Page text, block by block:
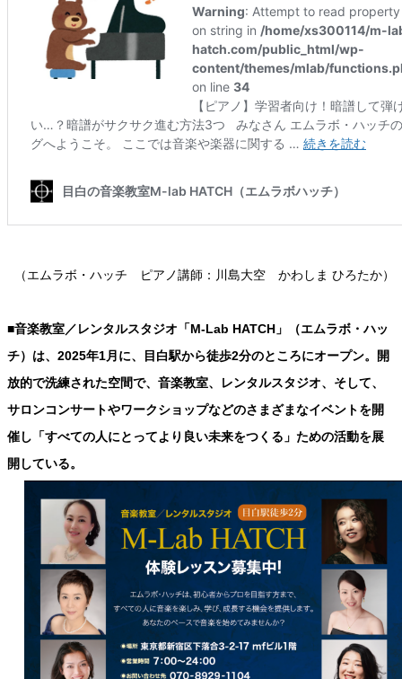
（エムラボ・ハッチ ピアノ講師：川島大空 かわしま ひろたか）
■音楽教室／レンタルスタジオ「M-Lab HATCH」（エムラボ・ハッ
チ）は、2025年1月に、目白駅から徒歩2分のところにオープン。開
放的で洗練された空間で、音楽教室、レンタルスタジオ、そして、
サロンコンサートやワークショップなどのさまざまなイベントを開
催し「すべての人にとってより良い未来をつくる」ための活動を展
開している。